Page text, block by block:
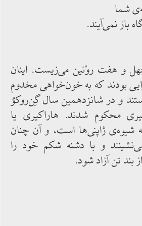
شما
باز نمی‌‌آیند.
و هفت روْنین می‌‌زیست. اینان
بودند كه به خون‌‌خواهی مخدوم
و در شانزدهمین سال گِن‌‌روكوُ
محكوم‌‌ شدند. هاراكیری یا
ژاپنی‌‌ها است، و آن چنان
و با دشنه شكم خود را
بند تن آزاد شود.